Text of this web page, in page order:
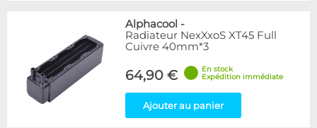
Alphacool -
Radiateur NexXxoS XT45 Full
Cuivre 40mm*3
64,90 €
En stock
Expédition immédiate
Ajouter au panier